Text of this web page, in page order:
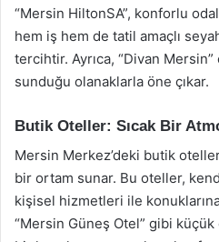
“Mersin HiltonSA”, konforlu
hem iş hem de tatil amaçlı
tercihtir. Ayrıca, “Divan
sunduğu olanaklarla öne çıkar.
Butik Oteller: Sıcak Bir
Mersin Merkez’deki butik
bir ortam sunar. Bu oteller,
kişisel hizmetleri ile
“Mersin Güneş Otel” gibi